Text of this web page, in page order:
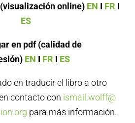
online) EN I FR I
ES
en pdf (calidad de
EN I FR I ES
en traducir el libro a otro
contacto con ismail.wolff@
para más información.